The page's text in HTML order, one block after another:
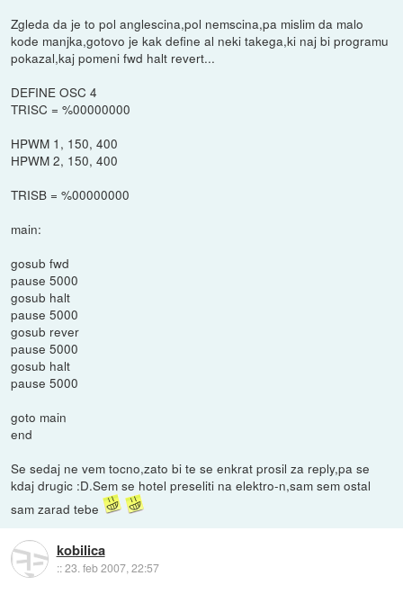
Zgleda da je to pol anglescina,pol nemscina,pa mislim da malo
kode manjka,gotovo je kak define al neki takega,ki naj bi programu
pokazal,kaj pomeni fwd halt revert...
DEFINE OSC 4
TRISC = %00000000
HPWM 1, 150, 400
HPWM 2, 150, 400
TRISB = %00000000
main:
gosub fwd
pause 5000
gosub halt
pause 5000
gosub rever
pause 5000
gosub halt
pause 5000
goto main
end
Se sedaj ne vem tocno,zato bi te se enkrat prosil za reply,pa se
kdaj drugic :D.Sem se hotel preseliti na elektro-n,sam sem ostal
sam zarad tebe
kobilica
::23. feb 2007, 22:57